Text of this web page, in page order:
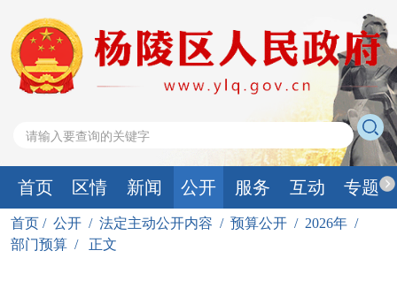
首页 区情 新闻 公开 服务 互动 专题
首页 / 公开 / 法定主动公开内容 / 预算公开 / 2026年 /
部门预算 / 正文